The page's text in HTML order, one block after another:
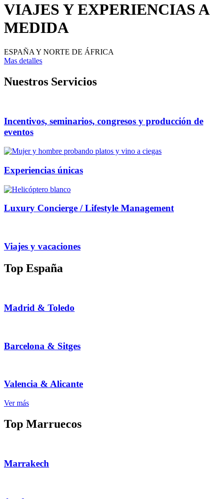
VIAJES Y EXPERIENCIAS A
MEDIDA
ESPAÑA Y NORTE DE ÁFRICA
Mas detalles
Nuestros Servicios
Incentivos, seminarios, congresos y producción de
eventos
Experiencias únicas
Luxury Concierge / Lifestyle Management
Viajes y vacaciones
Top España
Madrid & Toledo
Barcelona & Sitges
Valencia & Alicante
Ver más
Top Marruecos
Marrakech